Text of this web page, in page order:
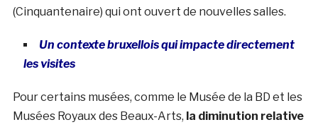
(Cinquantenaire) qui ont ouvert de nouvelles salles.
Un contexte bruxellois qui impacte directement
les visites
Pour certains musées, comme le Musée de la BD et les
Musées Royaux des Beaux-Arts, la diminution relative